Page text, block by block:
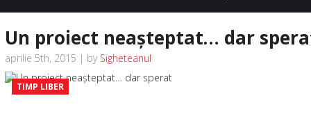
Un proiect neaşteptat… dar
aprilie 5th, 2015 | by Sigheteanul
TIMP LIBER